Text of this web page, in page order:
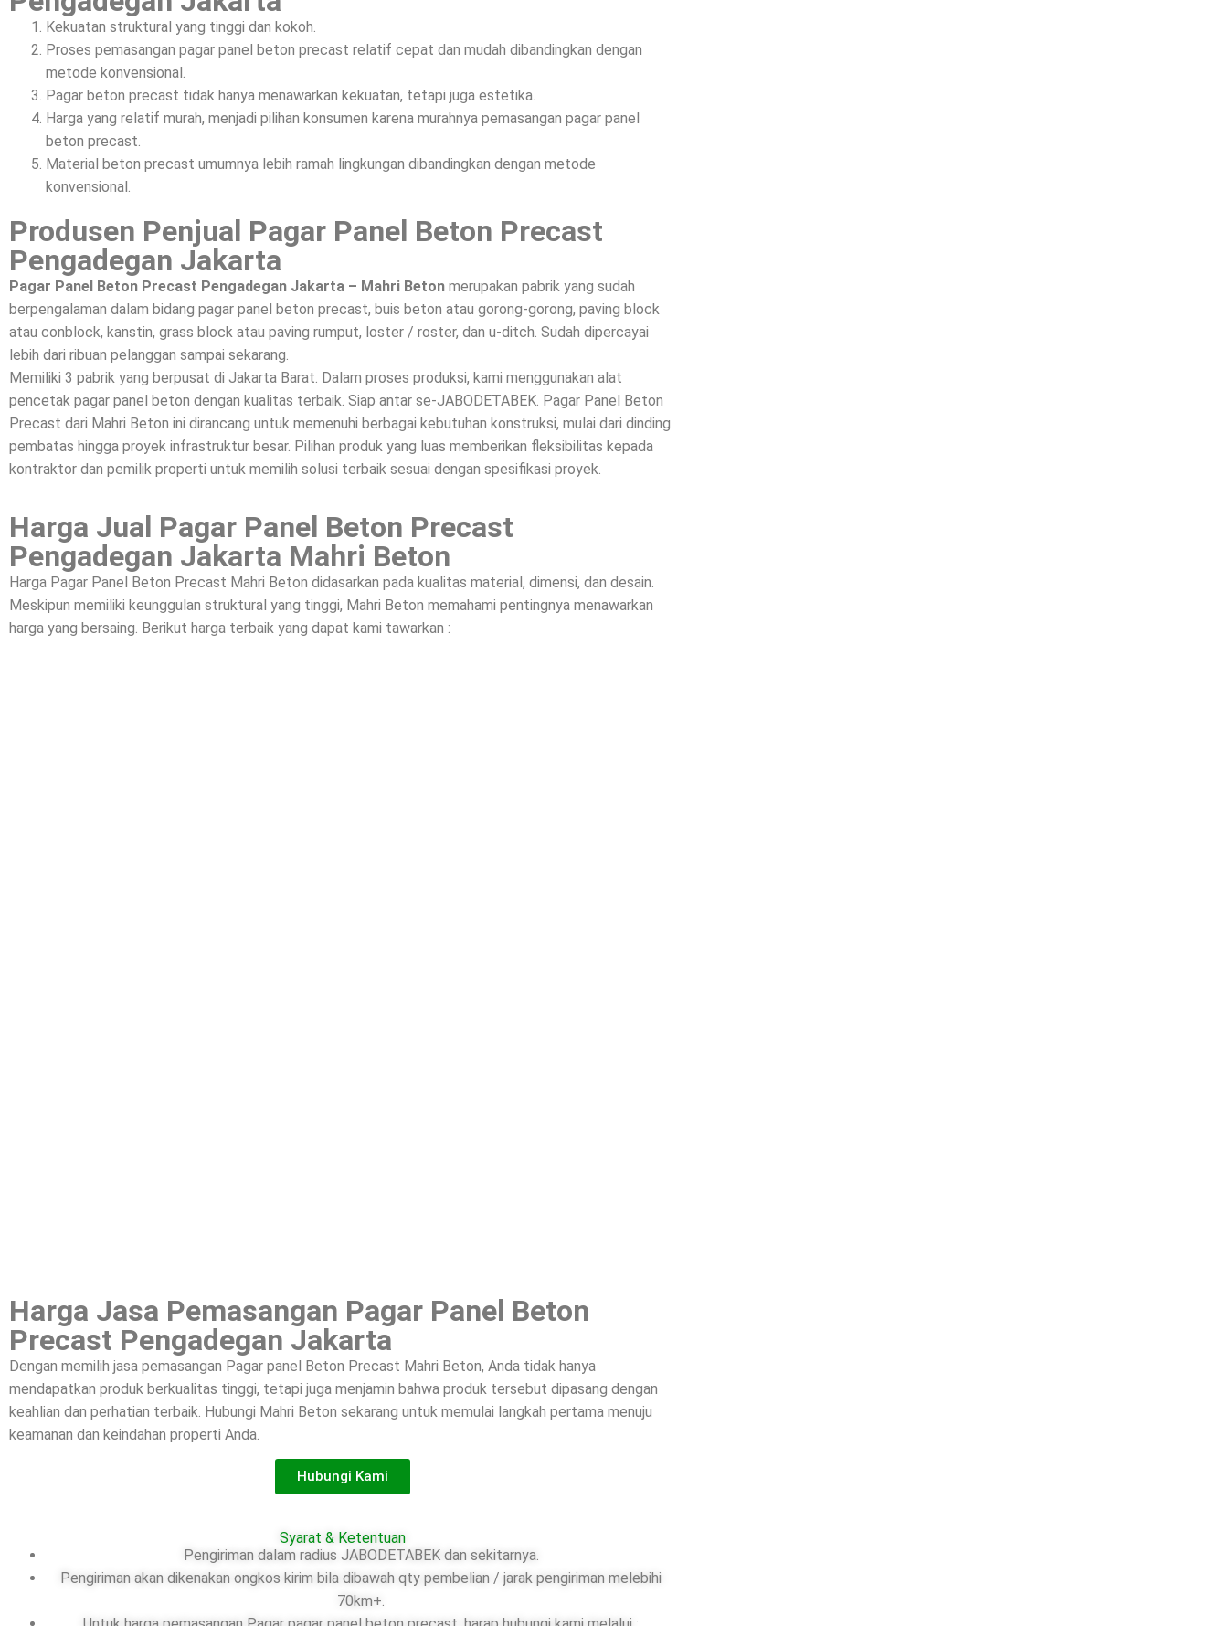
Kekuatan struktural yang tinggi dan kokoh.
Proses pemasangan pagar panel beton precast relatif cepat dan mudah dibandingkan dengan
metode konvensional.
Pagar beton precast tidak hanya menawarkan kekuatan, tetapi juga estetika.
Harga yang relatif murah, menjadi pilihan konsumen karena murahnya pemasangan pagar panel
beton precast.
Material beton precast umumnya lebih ramah lingkungan dibandingkan dengan metode
konvensional.
Produsen Penjual Pagar Panel Beton Precast
Pengadegan Jakarta
Pagar Panel Beton Precast Pengadegan Jakarta – Mahri Beton merupakan pabrik yang sudah
berpengalaman dalam bidang pagar panel beton precast, buis beton atau gorong-gorong, paving block
atau conblock, kanstin, grass block atau paving rumput, loster / roster, dan u-ditch. Sudah dipercayai
lebih dari ribuan pelanggan sampai sekarang.
Memiliki 3 pabrik yang berpusat di Jakarta Barat. Dalam proses produksi, kami menggunakan alat
pencetak pagar panel beton dengan kualitas terbaik. Siap antar se-JABODETABEK. Pagar Panel Beton
Precast dari Mahri Beton ini dirancang untuk memenuhi berbagai kebutuhan konstruksi, mulai dari dinding
pembatas hingga proyek infrastruktur besar. Pilihan produk yang luas memberikan fleksibilitas kepada
kontraktor dan pemilik properti untuk memilih solusi terbaik sesuai dengan spesifikasi proyek.
Harga Jual Pagar Panel Beton Precast
Pengadegan Jakarta Mahri Beton
Harga Pagar Panel Beton Precast Mahri Beton didasarkan pada kualitas material, dimensi, dan desain.
Meskipun memiliki keunggulan struktural yang tinggi, Mahri Beton memahami pentingnya menawarkan
harga yang bersaing. Berikut harga terbaik yang dapat kami tawarkan :
Harga Jasa Pemasangan Pagar Panel Beton
Precast Pengadegan Jakarta
Dengan memilih jasa pemasangan Pagar panel Beton Precast Mahri Beton, Anda tidak hanya
mendapatkan produk berkualitas tinggi, tetapi juga menjamin bahwa produk tersebut dipasang dengan
keahlian dan perhatian terbaik. Hubungi Mahri Beton sekarang untuk memulai langkah pertama menuju
keamanan dan keindahan properti Anda.
Hubungi Kami
Syarat & Ketentuan
Pengiriman dalam radius JABODETABEK dan sekitarnya.
Pengiriman akan dikenakan ongkos kirim bila dibawah qty pembelian / jarak pengiriman melebihi
70km+.